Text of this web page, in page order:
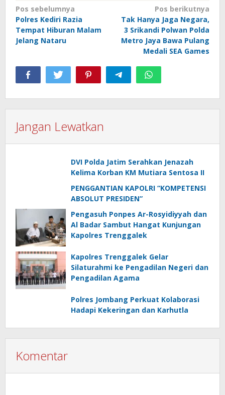
Navigasi
pos
Pos sebelumnya
Polres Kediri Razia
Tempat Hiburan Malam
Jelang Nataru
Pos berikutnya
Tak Hanya Jaga Negara,
3 Srikandi Polwan Polda
Metro Jaya Bawa Pulang
Medali SEA Games
Jangan Lewatkan
DVI Polda Jatim Serahkan Jenazah
Kelima Korban KM Mutiara Sentosa II
PENGGANTIAN KAPOLRI “KOMPETENSI
ABSOLUT PRESIDEN”
Pengasuh Ponpes Ar-Rosyidiyyah dan
Al Badar Sambut Hangat Kunjungan
Kapolres Trenggalek
Kapolres Trenggalek Gelar
Silaturahmi ke Pengadilan Negeri dan
Pengadilan Agama
Polres Jombang Perkuat Kolaborasi
Hadapi Kekeringan dan Karhutla
Komentar